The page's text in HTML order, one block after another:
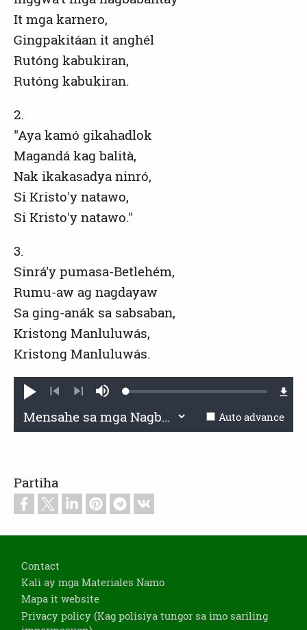
It mga karnero,
Gingpakitáan it anghél
Rutóng kabukiran,
Rutóng kabukiran.
2.
"Aya kamó gikahadlok
Magandá kag balità,
Nak ikakasadya ninró,
Si Kristo'y natawo,
Si Kristo'y natawo."
3.
Sinrá'y pumasa-Betlehém,
Rumu-aw ag nagdayaw
Sa ging-anák sa sabsaban,
Kristong Manluluwás,
Kristong Manluluwás.
Mag-
Previous
Sarhan
tunog
Loaded:
Auto advance
Partiha
Contact
Kali ay mga Materiales Namo
Mapa it website
Privacy policy (Kag polisiya tungor sa imo sariling